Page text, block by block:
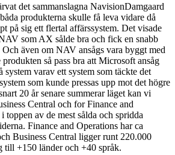
det sammanslagna NavisionDamgaard
produkterna skulle få leva vidare då
på sig ett flertal affärssystem. Det visade
som AX sålde bra och fick en snabb
även om NAV ansågs vara byggt med
så pass bra att Microsoft ansåg
system varav ett system som täckte det
som kunde pressas upp mot det högre
20 år senare summerar läget kan vi
Central och for Finance and
toppen av de mest sålda och spridda
Finance and Operations har ca
Business Central ligger runt 220.000
till +150 länder och +40 språk.